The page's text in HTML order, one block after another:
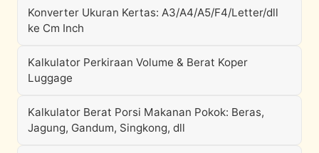
Konverter Ukuran Kertas: A3/A4/A5/F4/Letter/dll
ke Cm Inch
Kalkulator Perkiraan Volume & Berat Koper
Luggage
Kalkulator Berat Porsi Makanan Pokok: Beras,
Jagung, Gandum, Singkong, dll